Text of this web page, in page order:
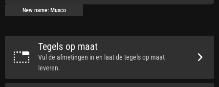
New name: Musco
Tegels op maat
Vul de afmetingen in en laat de tegels op maat
leveren.